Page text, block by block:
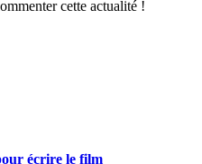
cette actualité !
écrire le film